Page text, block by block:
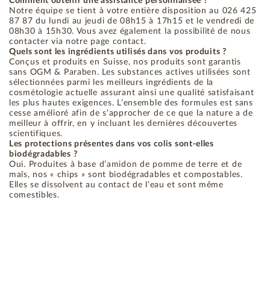
Notre équipe se tient à votre entière disposition au 026 425
87 87 du lundi au jeudi de 08h15 à 17h15 et le vendredi de
08h30 à 15h30. Vous avez également la possibilité de nous
contacter via notre page contact.
Quels sont les ingrédients utilisés dans vos produits ?
Conçus et produits en Suisse, nos produits sont garantis
sans OGM & Paraben. Les substances actives utilisées sont
sélectionnées parmi les meilleurs ingrédients de la
cosmétologie actuelle assurant ainsi une qualité satisfaisant
les plus hautes exigences. L’ensemble des formules est sans
cesse amélioré afin de s’approcher de ce que la nature a de
meilleur à offrir, en y incluant les dernières découvertes
scientifiques.
Les protections présentes dans vos colis sont-elles
biodégradables ?
Oui. Produites à base d’amidon de pomme de terre et de
maïs, nos « chips » sont biodégradables et compostables.
Elles se dissolvent au contact de l’eau et sont même
comestibles.